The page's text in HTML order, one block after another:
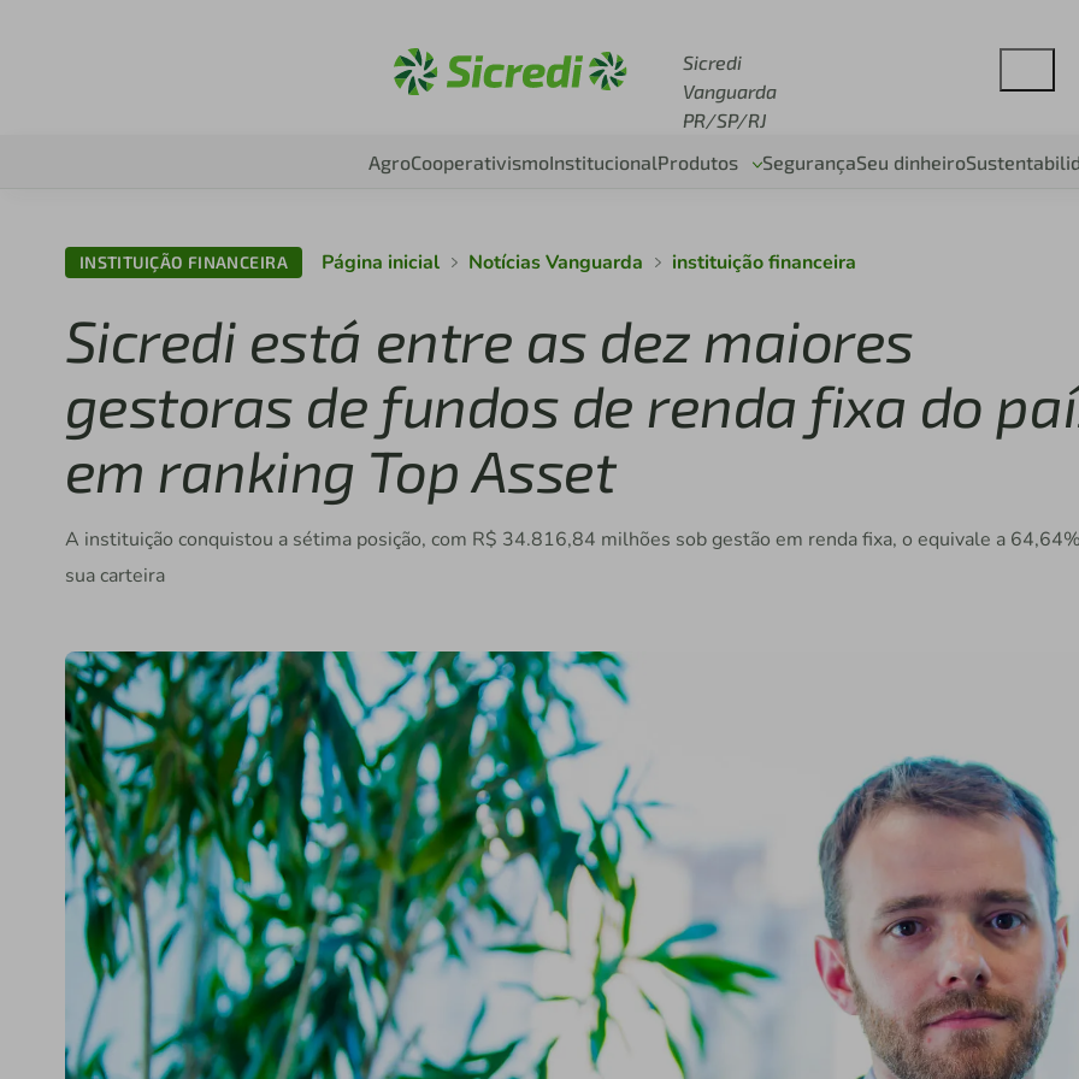
Sicredi
Vanguarda
PR/SP/RJ
AgroCooperativismoInstitucionalProdutos SegurançaSeu dinheiro
INSTITUIÇÃO FINANCEIRA Página inicial Notícias Vanguarda instituição financeira
Sicredi está entre as dez maiores
gestoras de fundos de renda fixa do
em ranking Top Asset
A instituição conquistou a sétima posição, com R$ 34.816,84 milhões sob gestão em renda fixa, o equivale a
sua carteira